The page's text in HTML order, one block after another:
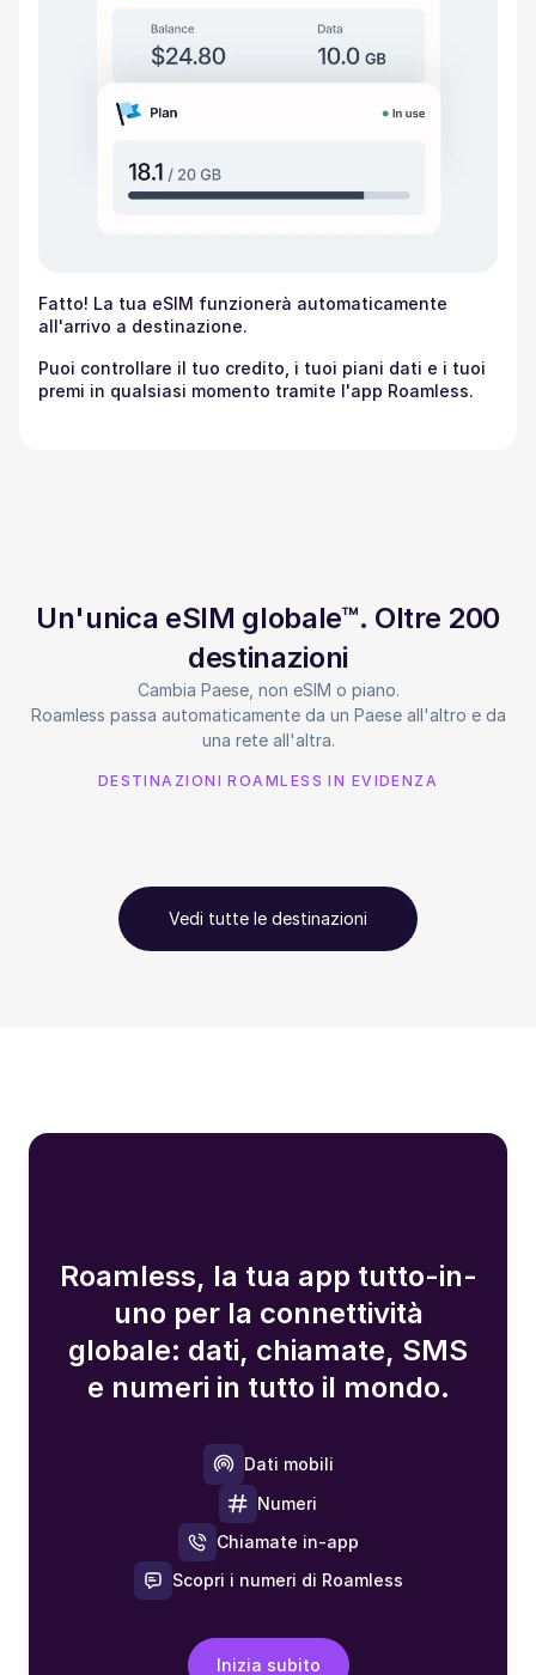
Fatto! La tua eSIM funzionerà automaticamente
all'arrivo a destinazione.
Puoi controllare il tuo credito, i tuoi piani dati e i tuoi
premi in qualsiasi momento tramite l'app Roamless.
Un'unica eSIM globale™. Oltre 200
destinazioni
Cambia Paese, non eSIM o piano.
Roamless passa automaticamente da un Paese all'altro e da
una rete all'altra.
DESTINAZIONI ROAMLESS IN EVIDENZA
Vedi tutte le destinazioni
Roamless, la tua app tutto-in-
uno per la connettività
globale: dati, chiamate, SMS
e numeri in tutto il mondo.
Dati mobili
Numeri
Chiamate in-app
Scopri i numeri di Roamless
Inizia subito